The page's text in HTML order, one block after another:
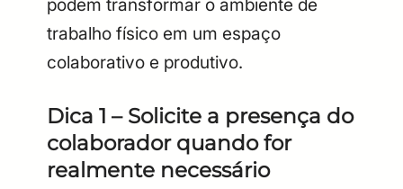
podem transformar o ambiente de
trabalho físico em um espaço
colaborativo e produtivo.
Dica 1 – Solicite a presença do
colaborador quando for
realmente necessário